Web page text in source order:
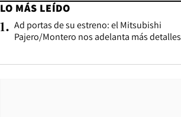
LO MÁS LEÍDO
1. Ad portas de su estreno: el Mitsubishi
Pajero/Montero nos adelanta más detalles